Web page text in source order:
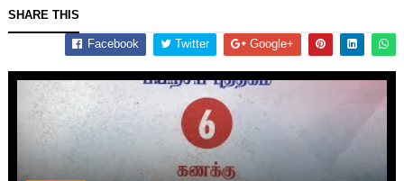
SHARE THIS
Facebook Twitter Google+